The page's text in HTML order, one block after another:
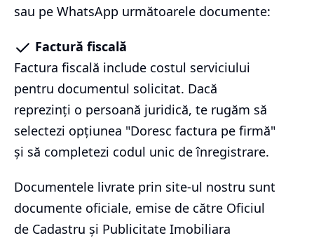
sau pe WhatsApp următoarele documente:
Factură fiscală
Factura fiscală include costul serviciului
pentru documentul solicitat. Dacă
reprezinți o persoană juridică, te rugăm să
selectezi opțiunea "Doresc factura pe firmă"
și să completezi codul unic de înregistrare.
Documentele livrate prin site-ul nostru sunt
documente oficiale, emise de către Oficiul
de Cadastru și Publicitate Imobiliara